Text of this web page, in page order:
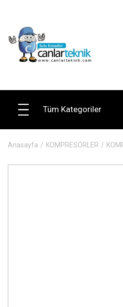
Tüm Kategoriler
Anasayfa KOMPRESÖRLER